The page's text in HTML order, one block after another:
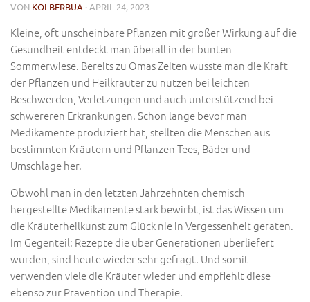
VON KOLBERBUA · APRIL 24, 2023
Kleine, oft unscheinbare Pflanzen mit großer Wirkung auf die
Gesundheit entdeckt man überall in der bunten
Sommerwiese. Bereits zu Omas Zeiten wusste man die Kraft
der Pflanzen und Heilkräuter zu nutzen bei leichten
Beschwerden, Verletzungen und auch unterstützend bei
schwereren Erkrankungen. Schon lange bevor man
Medikamente produziert hat, stellten die Menschen aus
bestimmten Kräutern und Pflanzen Tees, Bäder und
Umschläge her.
Obwohl man in den letzten Jahrzehnten chemisch
hergestellte Medikamente stark bewirbt, ist das Wissen um
die Kräuterheilkunst zum Glück nie in Vergessenheit geraten.
Im Gegenteil: Rezepte die über Generationen überliefert
wurden, sind heute wieder sehr gefragt. Und somit
verwenden viele die Kräuter wieder und empfiehlt diese
ebenso zur Prävention und Therapie.